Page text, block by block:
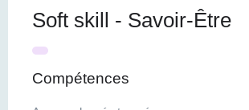
Soft skill - Savoir-Être
Compétences